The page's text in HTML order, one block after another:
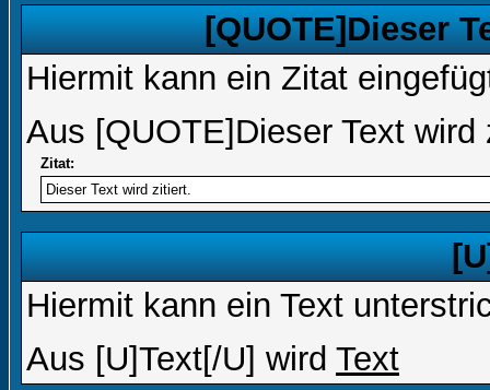
[QUOTE]Dieser
Hiermit kann ein Zitat
Aus [QUOTE]Dieser Text
Zitat:
Dieser Text wird zitiert.
Hiermit kann ein Text
Aus [U]Text[/U] wird Text